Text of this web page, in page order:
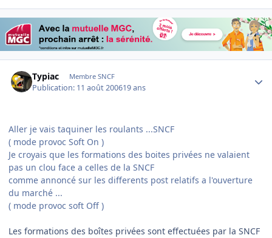
Typiac Membre SNCF
Publication: 11 août 200619 ans
Aller je vais taquiner les roulants ...SNCF
( mode provoc Soft On )
Je croyais que les formations des boites privées ne valaient
pas un clou face a celles de la SNCF
comme annoncé sur les differents post relatifs a l'ouverture
du marché ...
( mode provoc soft Off )
Les formations des boîtes privées sont effectuées par la SNCF